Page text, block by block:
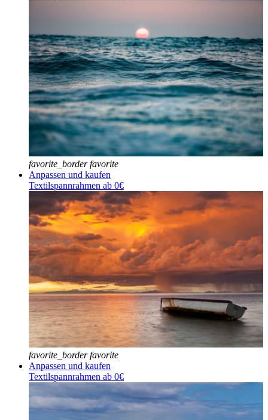
favorite_border favorite
Anpassen und kaufen
Textilspannrahmen ab 0€
favorite_border favorite
Anpassen und kaufen
Textilspannrahmen ab 0€